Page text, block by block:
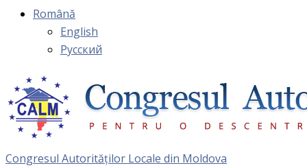
Română
English
Русский
Congresul Autorităţilor Locale din Moldova